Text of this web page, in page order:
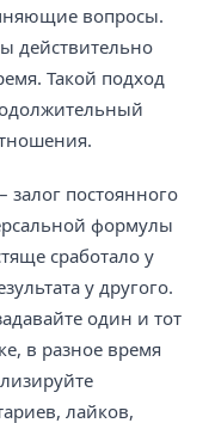
вопросы.
действительно
Такой подход
постоянного
формулы
сработало у
у другого.
один и тот
в разное время
лайков,